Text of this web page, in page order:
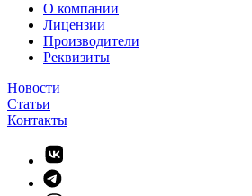
О компании
Лицензии
Производители
Реквизиты
Новости
Статьи
Контакты